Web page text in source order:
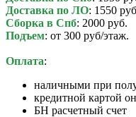
Доставка по ЛО: 1550
Сборка в Спб: 2000 руб.
Подъем: от 300 руб/этаж.
Оплата:
наличными при
кредитной картой
БН расчетный счет